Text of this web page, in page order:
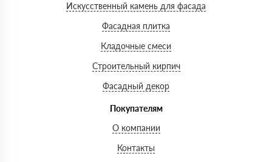
Искусственный камень для фасада
Фасадная плитка
Кладочные смеси
Строительный кирпич
Фасадный декор
Покупателям
О компании
Контакты